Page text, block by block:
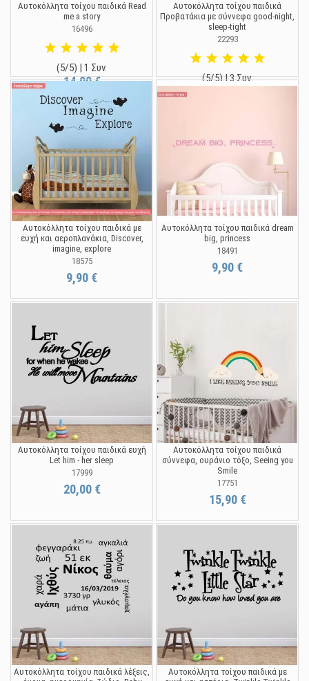
Αυτοκόλλητα τοίχου παιδικά Read
me a story
16496
(5/5) | 1 Συν.
14,90 €
Αυτοκόλλητα τοίχου παιδικά
Προβατάκια με σύννεφα good-night,
sleep-tight
22293
(5/5) | 3 Συν.
Αυτοκόλλητα τοίχου παιδικά με
ευχή και αεροπλανάκια, Discover,
imagine, explore
18575
9,90 €
Αυτοκόλλητα τοίχου παιδικά dream
big, princess
18491
9,90 €
Αυτοκόλλητα τοίχου παιδικά ευχή
Let him - her sleep
17999
20,00 €
Αυτοκόλλητα τοίχου παιδικά
σύννεφα, ουράνιο τόξο, Seeing you
Smile
17751
15,90 €
Αυτοκόλλητα τοίχου παιδικά λέξεις,
Αυτοκόλλητα τοίχου παιδικά με